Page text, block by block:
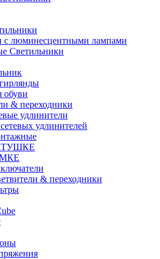
с люминесцентными лампами
Светильники
обуви
& переходники
удлинители
удлинителей
& переходники